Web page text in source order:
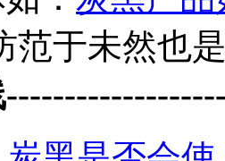
范于未然也